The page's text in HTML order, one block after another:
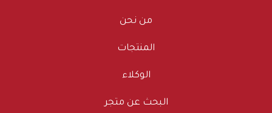
من نحن
المنتجات
الوكلاء
البحث عن متجر